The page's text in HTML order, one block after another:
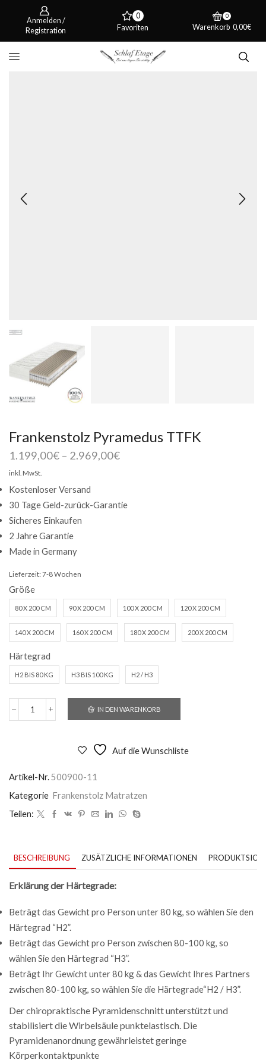
Anmelden /
Registration
0
Favoriten
0
Warenkorb 0,00€
Frankenstolz Pyramedus TTFK
1.199,00€ – 2.969,00€
inkl. MwSt.
Kostenloser Versand
30 Tage Geld-zurück-Garantie
Sicheres Einkaufen
2 Jahre Garantie
Made in Germany
Lieferzeit: 7-8 Wochen
Größe
80 X 200 CM 90 X 200 CM 100 X 200 CM 120 X 200 CM
140 X 200 CM 160 X 200 CM 180 X 200 CM 200 X 200 CM
Härtegrad
H2 BIS 80 KG H3 BIS 100 KG H2 / H3
Frankenstolz
IN DEN WARENKORB
Auf die Wunschliste
Artikel-Nr.500900-11
Kategorie Frankenstolz Matratzen
Teilen:
BESCHREIBUNG ZUSÄTZLICHE INFORMATIONEN
Erklärung der Härtegrade:
Beträgt das Gewicht pro Person unter 80 kg, so wählen Sie den
Härtegrad “H2”.
Beträgt das Gewicht pro Person zwischen 80-100 kg, so
wählen Sie den Härtegrad “H3”.
Beträgt Ihr Gewicht unter 80 kg & das Gewicht Ihres Partners
zwischen 80-100 kg, so wählen Sie die Härtegrade“H2 / H3”.
Der chiropraktische Pyramidenschnitt unterstützt und
stabilisiert die Wirbelsäule punktelastisch. Die
Pyramidenanordnung gewährleistet geringe
Körperkontaktpunkte